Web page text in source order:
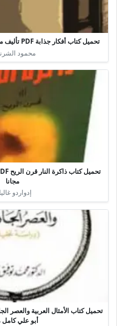
تحميل كتاب أفكار جذابة PDF تأليف محمود الشرنوبي كامل مجانا
محمود
مجانا
إدواردو
أبو علي كامل